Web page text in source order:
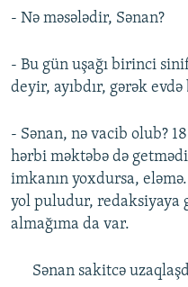
- Nə məsələdir, Sənan?
- Bu gün uşağı birinci
deyir, ayıbdır, gərək
- Sənan, nə vacib olub?
hərbi məktəbə də
imkanın yoxdursa,
yol puludur, redaksiyaya
almağıma da var.
Sənan sakitcə